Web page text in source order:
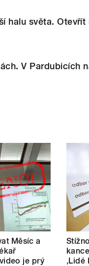
halu světa. Otevřít
V Pardubicích
Měsíc a
je prý